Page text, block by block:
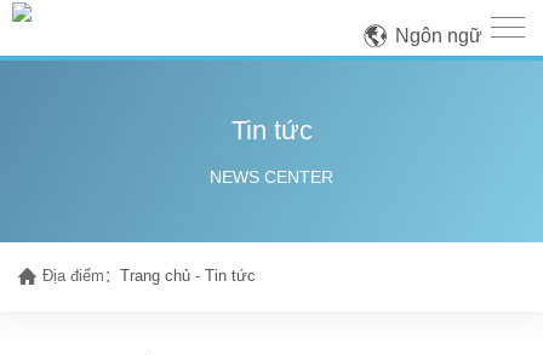
Ngôn ngữ
Tin tức
NEWS CENTER
Địa điểm： Trang chủ - Tin tức